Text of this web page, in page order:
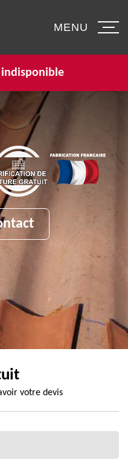
indisponible
MENU
votre devis